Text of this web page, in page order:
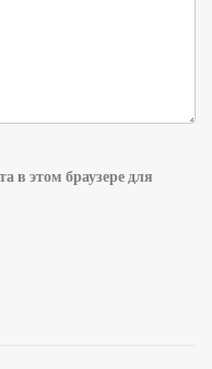
в этом браузере для